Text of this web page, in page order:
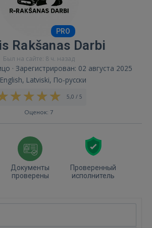
PRO
Rakšanas Darbi
Был на сайте: 8 ч. назад
· Зарегистрирован: 02 августа 2025
Latviski, По-русски
5,0 / 5
Оценок: 7
Документы
проверены
Проверенный
исполнитель